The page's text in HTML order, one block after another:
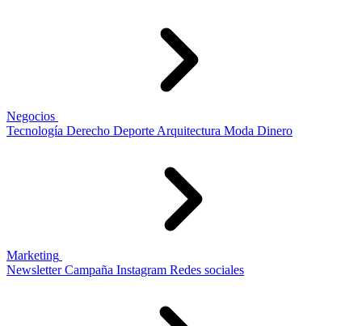
Negocios
Tecnología Derecho Deporte Arquitectura Moda Dinero
Marketing
Newsletter Campaña Instagram Redes sociales